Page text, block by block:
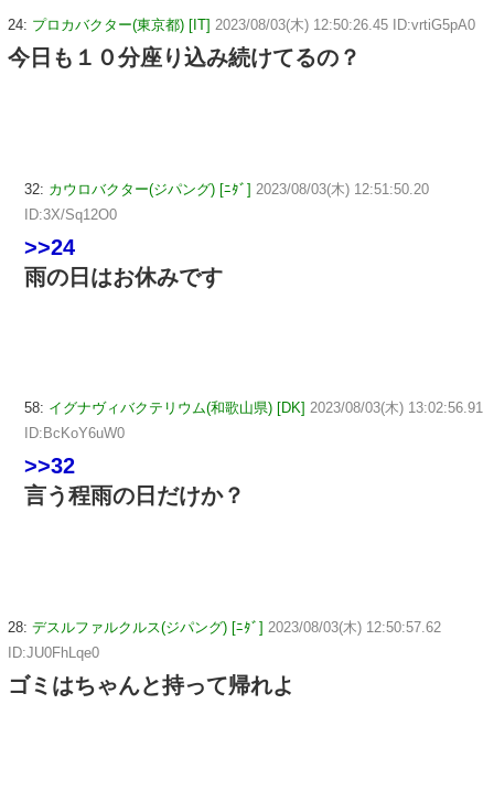
24: プロカバクター(東京都) [IT] 2023/08/03(木) 12:50:26.45 ID:vrtiG5pA0
今日も１０分座り込み続けてるの？
32: カウロバクター(ジパング) [ﾆﾀﾞ] 2023/08/03(木) 12:51:50.20
ID:3X/Sq12O0
>>24
雨の日はお休みです
58: イグナヴィバクテリウム(和歌山県) [DK] 2023/08/03(木) 13:02:56.91
ID:BcKoY6uW0
>>32
言う程雨の日だけか？
28: デスルファルクルス(ジパング) [ﾆﾀﾞ] 2023/08/03(木) 12:50:57.62
ID:JU0FhLqe0
ゴミはちゃんと持って帰れよ